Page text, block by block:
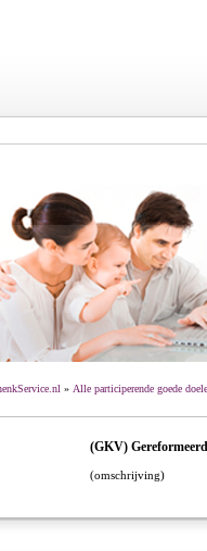
» Alle participerende goede
(GKV)
(omschrijving)